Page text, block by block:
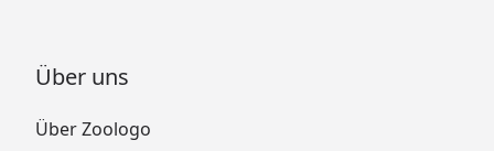
Über uns
Über Zoologo